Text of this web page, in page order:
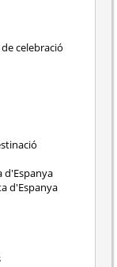
celebració
d'Espanya
d'Espanya